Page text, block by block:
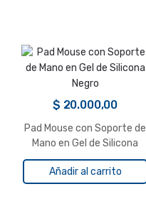
$ 20.000,00
Pad Mouse con Soporte de
Mano en Gel de Silicona
Negro
Añadir al carrito